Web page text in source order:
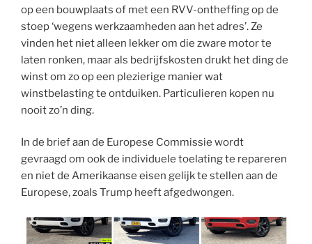
op een bouwplaats of met een RVV-ontheffing op de
stoep ‘wegens werkzaamheden aan het adres’. Ze
vinden het niet alleen lekker om die zware motor te
laten ronken, maar als bedrijfskosten drukt het ding de
winst om zo op een plezierige manier wat
winstbelasting te ontduiken. Particulieren kopen nu
nooit zo’n ding.
In de brief aan de Europese Commissie wordt
gevraagd om ook de individuele toelating te repareren
en niet de Amerikaanse eisen gelijk te stellen aan de
Europese, zoals Trump heeft afgedwongen.